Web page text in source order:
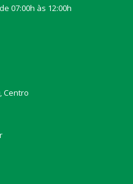
07:00h às 12:00h
Centro